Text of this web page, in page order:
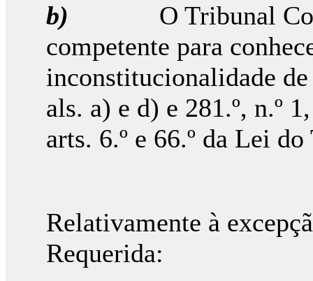
b) O Tribunal
competente para
inconstitucionalidade
als. a) e d) e 281.º, n.º
arts. 6.º e 66.º da Lei
Relativamente à
Requerida: